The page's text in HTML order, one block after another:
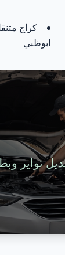
كراج
ابوظبي
تبديل